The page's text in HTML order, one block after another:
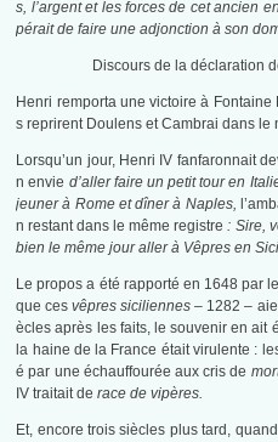
s, l’argent et les forces de cet ancien
pérait de faire une adjonction à son
Discours de la déclaration
Henri remporta une victoire à
s reprirent Doulens et Cambrai dans le
Lorsqu’un jour, Henri IV fanfaronnait
n envie d’aller faire un petit tour en
jeuner à Rome et dîner à Naples,
n restant dans le même registre: Sire,
bien le même jour aller à Vêpres en
Le propos a été rapporté en 1648 par
que cesvêpres siciliennes – 1282 –
ècles après les faits, le souvenir en ait
la haine de la France était virulente :
é par une échauffourée aux cris de
IV traitait derace de vipères.
Et, encore trois siècles plus tard,